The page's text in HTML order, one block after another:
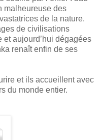
malheureuse des
de la nature.
de civilisations
aujourd’hui dégagées
renaît enfin de ses
et ils accueillent avec
du monde entier.